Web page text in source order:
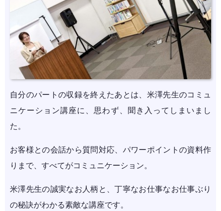
自分のパートの収録を終えたあとは、米澤先生のコミュ
ニケーション講座に、思わず、聞き入ってしまいまし
た。
お客様との会話から質問対応、パワーポイントの資料作
りまで、すべてがコミュニケーション。
米澤先生の誠実なお人柄と、丁寧なお仕事なお仕事ぶり
の秘訣がわかる素敵な講座です。